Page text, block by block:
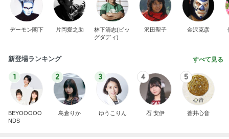
デーモン閣下 片岡愛之助
林下清志(ビッ
グダディ)
沢田聖子 金沢克彦
新登場ランキング すべて見る
1
BEYOOOOO
NDS
2
島倉りか
3
ゆうこりん
4
石 安伊
5
蒼井心音